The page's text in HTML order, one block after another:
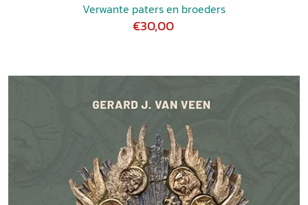
Verwante paters en broeders
€30,00